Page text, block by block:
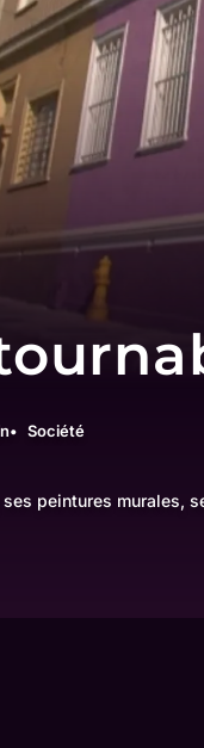
Société
peintures murales,